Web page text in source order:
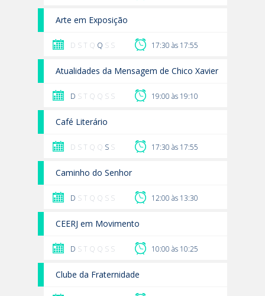
Arte em Exposição
D S T Q Q S S 17:30 às 17:55
Atualidades da Mensagem de Chico Xavier
D S T Q Q S S 19:00 às 19:10
Café Literário
D S T Q Q S S 17:30 às 17:55
Caminho do Senhor
D S T Q Q S S 12:00 às 13:30
CEERJ em Movimento
D S T Q Q S S 10:00 às 10:25
Clube da Fraternidade